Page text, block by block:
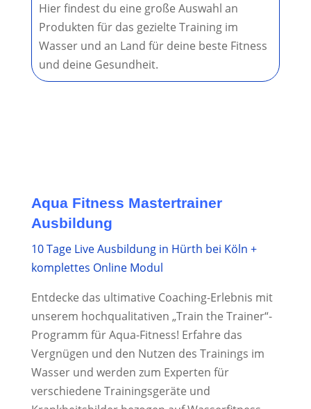
Hier findest du eine große Auswahl an
Produkten für das gezielte Training im
Wasser und an Land für deine beste Fitness
und deine Gesundheit.
Aqua Fitness Mastertrainer
Ausbildung
10 Tage Live Ausbildung in Hürth bei Köln +
komplettes Online Modul
Entdecke das ultimative Coaching-Erlebnis mit
unserem hochqualitativen „Train the Trainer“-
Programm für Aqua-Fitness! Erfahre das
Vergnügen und den Nutzen des Trainings im
Wasser und werden zum Experten für
verschiedene Trainingsgeräte und